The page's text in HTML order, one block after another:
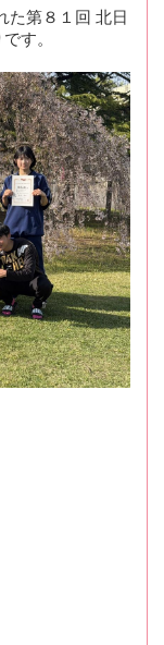
た第８１回 北日
す。